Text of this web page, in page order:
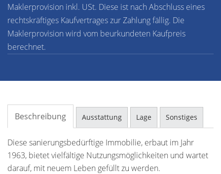
Maklerprovision inkl. USt. Diese ist nach Abschluss eines
rechtskräftiges Kaufvertrages zur Zahlung fällig. Die
Maklerprovision wird vom beurkundeten Kaufpreis
berechnet.
Beschreibung Ausstattung Lage Sonstiges
Diese sanierungsbedürftige Immobilie, erbaut im Jahr
1963, bietet vielfältige Nutzungsmöglichkeiten und wartet
darauf, mit neuem Leben gefüllt zu werden.